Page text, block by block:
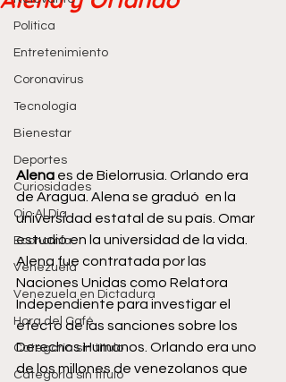
Política
Entretenimiento
Coronavirus
Tecnología
Bienestar
Deportes
Curiosidades
Ojo Al Día
Economía
Venezuela
Venezuela en Dictadura
Hora del Café
Categoría sin título
Categoría sin título
Alena es de Bielorrusia. Orlando era
de Aragua. Alena se graduó  en la
universidad estatal de su país. Omar
estudió en la universidad de la vida.
Alena fue contratada por las
Naciones Unidas como Relatora
Independiente para investigar el
efecto de las sanciones sobre los
Derechos Humanos. Orlando era uno
de los millones de venezolanos que